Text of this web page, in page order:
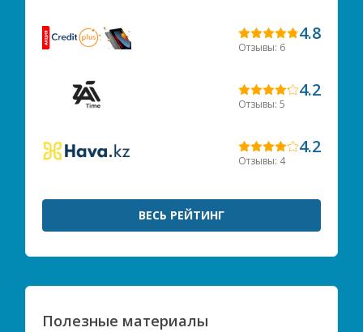
4.8
Отзывы: 6
4.2
Отзывы: 5
4.2
Отзывы: 4
ВЕСЬ РЕЙТИНГ
Полезные материалы